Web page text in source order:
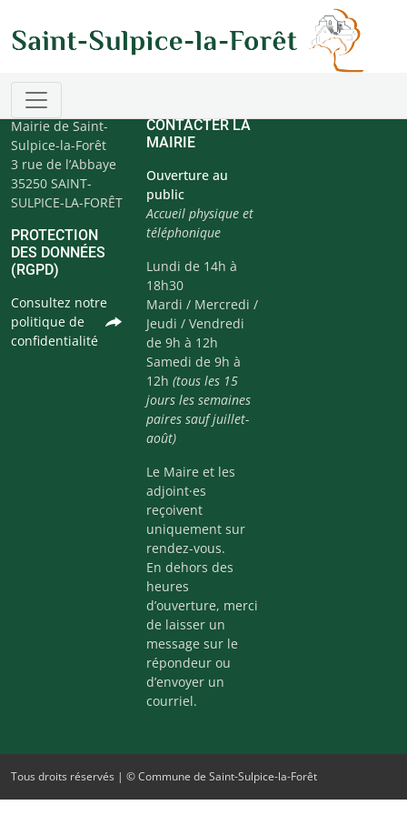
Mairie de Saint-
Sulpice-la-Forêt
3 rue de l’Abbaye
35250 SAINT-
SULPICE-LA-FORÊT
PROTECTION
DES DONNÉES
(RGPD)
Consultez notre
politique de
confidentialité
CONTACTER LA
MAIRIE
Ouverture au
public
Accueil physique et
téléphonique
Lundi de 14h à
18h30
Mardi / Mercredi /
Jeudi / Vendredi
de 9h à 12h
Samedi de 9h à
12h(tous les 15
jours les semaines
paires sauf juillet-
août)
Le Maire et les
adjoint·es
reçoivent
uniquement sur
rendez-vous.
En dehors des
heures
d’ouverture, merci
de laisser un
message sur le
répondeur ou
d’envoyer un
courriel.
Tous droits réservés | © Commune de Saint-Sulpice-la-Forêt